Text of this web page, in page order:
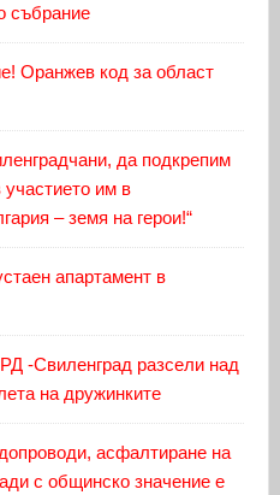
събрание
Оранжев код за област
да подкрепим
им в
– земя на герои!“
апартамент в
-Свиленград разсели над
на дружинките
асфалтиране на
с общинско значение е